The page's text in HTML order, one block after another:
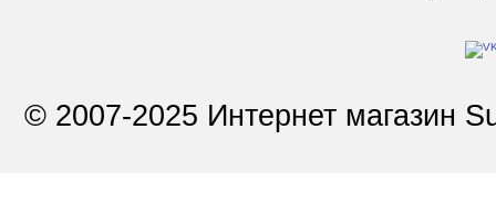
© 2007-2025 Интернет магазин